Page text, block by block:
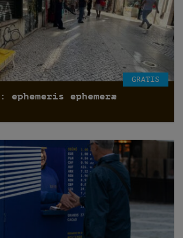
GRATIS
ephemeris ephemeræ